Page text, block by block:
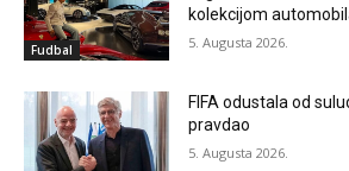
Fudbal
kolekcijom
5. Augusta 2026.
FIFA odustala od
pravdao
5. Augusta 2026.